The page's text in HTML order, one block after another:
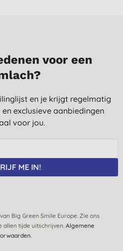
voor een
en je krijgt regelmatig
exclusieve aanbiedingen
voor jou.
ME IN!
Big Green Smile Europe. Zie ons
allen tijde uitschrijven.Algemene
.